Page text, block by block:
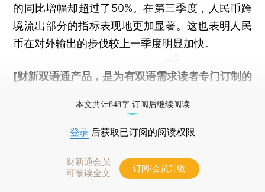
的同比增幅却超过了50%。在第三季度，人民币跨
境流出部分的指标表现地更加显著。这也表明人民
币在对外输出的步伐较上一季度明显加快。
[财新双语通产品，是为有双语需求读者专门订制的
本文共计848字 订阅后继续阅读
登录 后获取已订阅的阅读权限
财新通会员
可畅读全文
订阅/会员升级